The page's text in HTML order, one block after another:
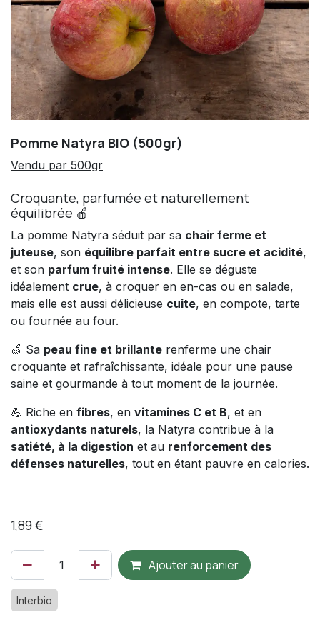
Pomme Natyra BIO (500gr)
Vendu par 500gr
Croquante, parfumée et naturellement
équilibrée 🍎
La pomme Natyra séduit par sa chair ferme et
juteuse, son équilibre parfait entre sucre et acidité,
et son parfum fruité intense. Elle se déguste
idéalement crue, à croquer en en-cas ou en salade,
mais elle est aussi délicieuse cuite, en compote, tarte
ou fournée au four.
🍏 Sa peau fine et brillante renferme une chair
croquante et rafraîchissante, idéale pour une pause
saine et gourmande à tout moment de la journée.
💪 Riche en fibres, en vitamines C et B, et en
antioxydants naturels, la Natyra contribue à la
satiété, à la digestion et au renforcement des
défenses naturelles, tout en étant pauvre en calories.
1,89€
Ajouter au panier
Interbio